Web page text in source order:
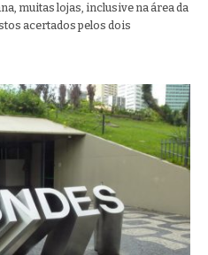
muitas lojas, inclusive na área da
acertados pelos dois